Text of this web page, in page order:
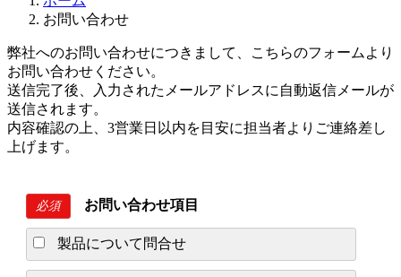
お問い合わせ
弊社へのお問い合わせにつきまして、こちらのフォームより
お問い合わせください。
送信完了後、入力されたメールアドレスに自動返信メールが
送信されます。
内容確認の上、3営業日以内を目安に担当者よりご連絡差し
上げます。
必須 お問い合わせ項目
製品について問合せ